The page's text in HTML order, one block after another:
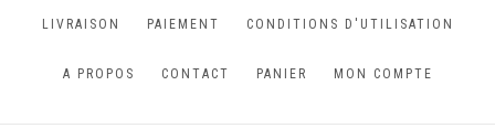
LIVRAISON PAIEMENT CONDITIONS D'UTILISATION
A PROPOS CONTACT PANIER MON COMPTE